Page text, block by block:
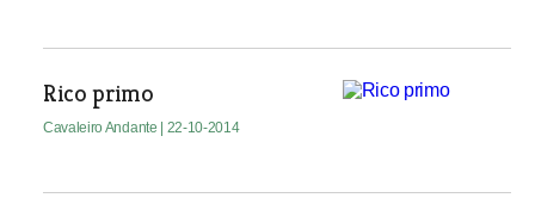
Rico primo
Cavaleiro Andante | 22-10-2014